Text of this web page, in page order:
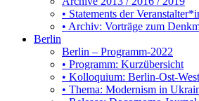
• Statements der
• Archiv: Vorträge zum
Berlin
Berlin – Programm-2022
• Programm: Kurzübersicht
• Kolloquium: Berlin-Ost-
• Thema: Modernism in